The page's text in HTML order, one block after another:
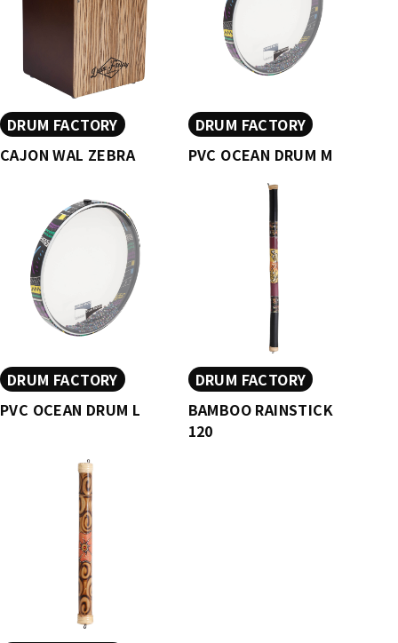
DRUM FACTORY
CAJON WAL ZEBRA
DRUM FACTORY
PVC OCEAN DRUM M
DRUM FACTORY
PVC OCEAN DRUM L
DRUM FACTORY
BAMBOO RAINSTICK
120